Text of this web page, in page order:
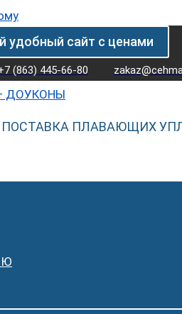
удобный сайт с ценами
(863) 445-66-80
ПОСТАВКА ПЛАВАЮЩИХ